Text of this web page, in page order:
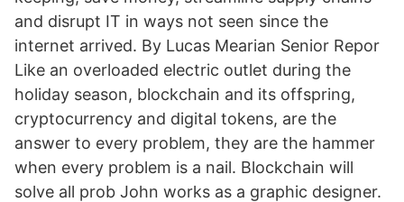
and disrupt IT in ways not seen since the
internet arrived. By Lucas Mearian Senior Repor
Like an overloaded electric outlet during the
holiday season, blockchain and its offspring,
cryptocurrency and digital tokens, are the
answer to every problem, they are the hammer
when every problem is a nail. Blockchain will
solve all prob John works as a graphic designer.